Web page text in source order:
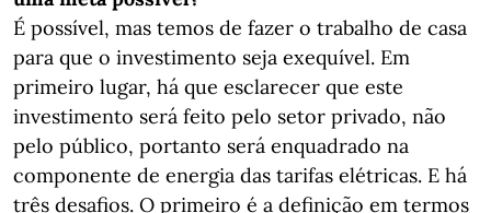
É possível, mas temos de fazer o trabalho de casa
para que o investimento seja exequível. Em
primeiro lugar, há que esclarecer que este
investimento será feito pelo setor privado, não
pelo público, portanto será enquadrado na
componente de energia das tarifas elétricas. E há
três desafios. O primeiro é a definição em termos